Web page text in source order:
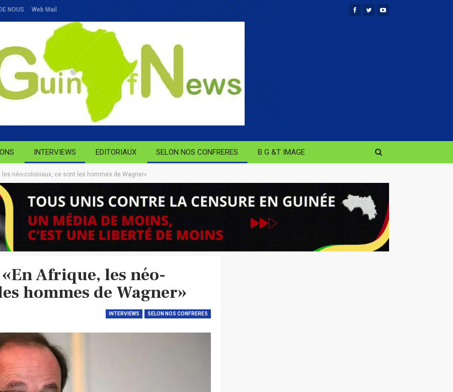
NOUS Web Mail
INTERVIEWS EDITORIAUX SELON NOS CONFRERES B G &T IMAGE
les néo-coloniaux, ce sont les hommes de Wagner»
Afrique, les néo-
hommes de Wagner»
INTERVIEWS SELON NOS CONFRERES